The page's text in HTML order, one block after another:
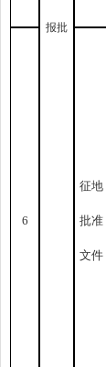
报批
6
征地
批准
文件